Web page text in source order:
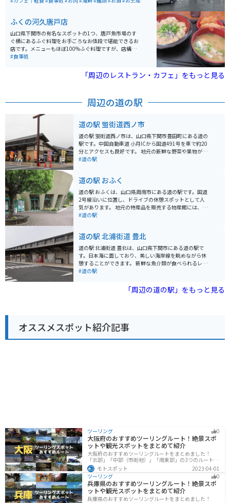
がこの「貝汁」を注文しています。
ふくの河久唐戸店
山口県下関市の有名なスポットの1つ、唐戸魚市場のす
ぐ横にあるふぐ料理をお手ごろなお値段で堪能できるお
店です。メニューもほぼ100%ふぐ料理ですが、店構え
は大衆食堂で、一人でも気軽に入れるふぐ料理の飲食店
#食事処
「周辺のレストラン・カフェ」をもっと見る
周辺の道の駅
道の駅 蛍街道西ノ市
道の駅 蛍街道西ノ市は、山口県下関市豊田町にある道の
駅です。中国自動車道 小月ICから国道491号を車で約20
分とアクセスも良好です。 地元の新鮮な野菜や果物が並
ぶ農産物直売所のほか、レストランでは、地元産の食材
地として知られる狗留孫山など、観光スポットも充実し
ています。 バイクで訪れる場合、道の駅には広い駐車場
が用意されているので安心です。中国自動車道を降りて
からの道のりは、山間部を走る快走路が続きます。特に
豊田湖周辺は景色も良く、ツーリングにおすすめのエリ
と、様々な楽しみ方ができる道の駅です。
#道の駅
道の駅 おふく
道の駅 おふくは、山口県周南市にある道の駅です。国道
2号線沿いに位置し、ドライブの休憩スポットとして人
気があります。 地元の特産品を販売する物産館には、新
鮮な野菜や果物のほか、地元産の海産物を使った加工品
は、道の駅おふくの名物として人気です。 バイクで訪れ
る場合、道の駅には広い駐車場が完備されているので安
心です。また、道の駅おふくは、周南市の海岸線に近い
場所に位置しており、周辺には美しい景色が楽しめるス
ポットがたくさんあります。道の駅から少し足を延ばせ
スポットも充実しています。
#道の駅
道の駅 北浦街道 豊北
道の駅 北浦街道 豊北は、山口県下関市にある道の駅で
す。日本海に面しており、美しい海岸線を眺めながら休
憩することができます。 新鮮な魚介類が食べられるレス
トランや、地元の特産品を販売するショップなどがあり
することができます。 バイクで訪れる場合、道の駅には
広い駐車場が完備されているので安心です。海岸線を走
#道の駅
「周辺の道の駅」をもっと見る
オススメスポット紹介記事
ツーリング 0
大阪府のおすすめツーリングルート！絶景スポ
ットや観光スポットをまとめて紹介
大阪府のおすすめツーリングルートをまとめました！
「北部」「中部（市街地）」「南東部」の3つのルート紹
介します。歴史と近代が融合した魅力的なエリアで様々
な楽しみ方ができます。バイクで大阪府にツーリングに
行く際は参考にしてください。
モトスポット
2023-04-01
ツーリング
0
兵庫県のおすすめツーリングルート！絶景スポ
ットや観光スポットをまとめて紹介
兵庫県のおすすめツーリングルートをまとめました！